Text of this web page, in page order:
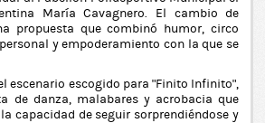
María Cavagnero. El cambio de
propuesta que combinó humor, circo
y empoderamiento con la que se
escenario escogido para “Finito Infinito”,
de danza, malabares y acrobacia que
capacidad de seguir sorprendiéndose y